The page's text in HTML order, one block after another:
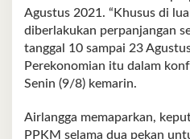
Agustus 2021. “Khusus di
diberlakukan perpanjangan
tanggal 10 sampai 23
Perekonomian itu dalam
Senin (9/8) kemarin.
Airlangga memaparkan,
PPKM selama dua pekan